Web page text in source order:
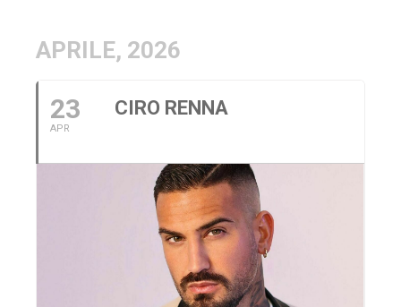
APRILE, 2026
23
APR
CIRO RENNA